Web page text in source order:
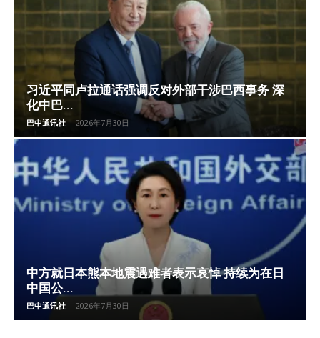
习近平同卢拉通话强调反对外部干涉巴西事务 深
化中巴...
巴中通讯社 - 2026年7月30日
中方就日本熊本地震遇难者表示哀悼 持续为在日
中国公...
巴中通讯社 - 2026年7月30日